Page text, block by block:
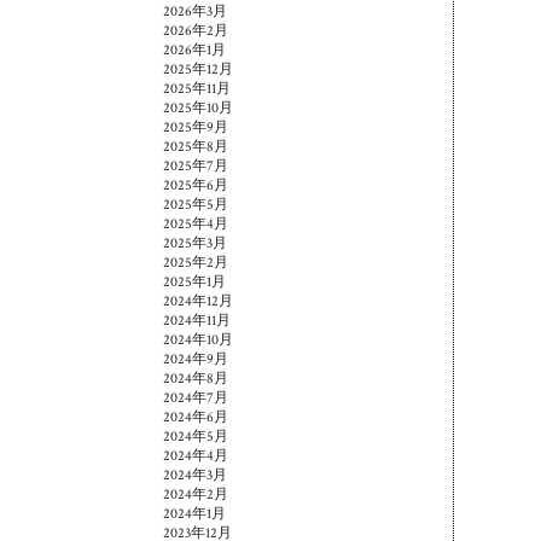
2026年3月
2026年2月
2026年1月
2025年12月
2025年11月
2025年10月
2025年9月
2025年8月
2025年7月
2025年6月
2025年5月
2025年4月
2025年3月
2025年2月
2025年1月
2024年12月
2024年11月
2024年10月
2024年9月
2024年8月
2024年7月
2024年6月
2024年5月
2024年4月
2024年3月
2024年2月
2024年1月
2023年12月